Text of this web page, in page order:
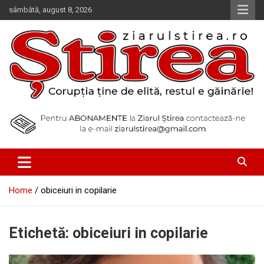
Skip
to
content
sâmbătă, august 8, 2026
Ziarul Știrea
Home obiceiuri in copilarie
Etichetă: obiceiuri in copilarie